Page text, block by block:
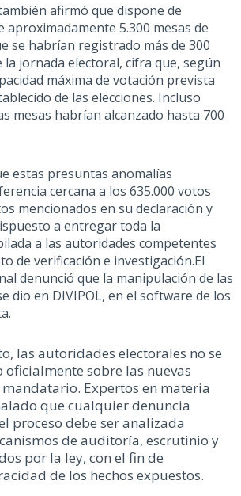
afirmó que dispone de
5.300 mesas de
se habrían registrado más de 300
jornada electoral, cifra que, según
máxima de votación prevista
de las elecciones. Incluso
mesas habrían alcanzado hasta 700
estas presuntas anomalías
cercana a los 635.000 votos
mencionados en su declaración y
a entregar toda la
a las autoridades competentes
de verificación e investigación.El
denunció que la manipulación de las
dio en DIVIPOL, en el software de los
las autoridades electorales no se
sobre las nuevas
Expertos en materia
que cualquier denuncia
proceso debe ser analizada
de auditoría, escrutinio y
por la ley, con el fin de
de los hechos expuestos.